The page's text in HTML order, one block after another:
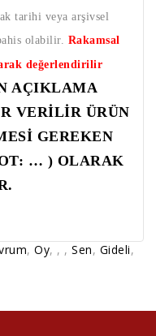
tarihi veya arşivsel
olabilir. Rakamsal
değerlendirilir
AÇIKLAMA
VERİLİR ÜRÜN
GEREKEN
… ) OLARAK
, Oy, , , Sen, Gideli,